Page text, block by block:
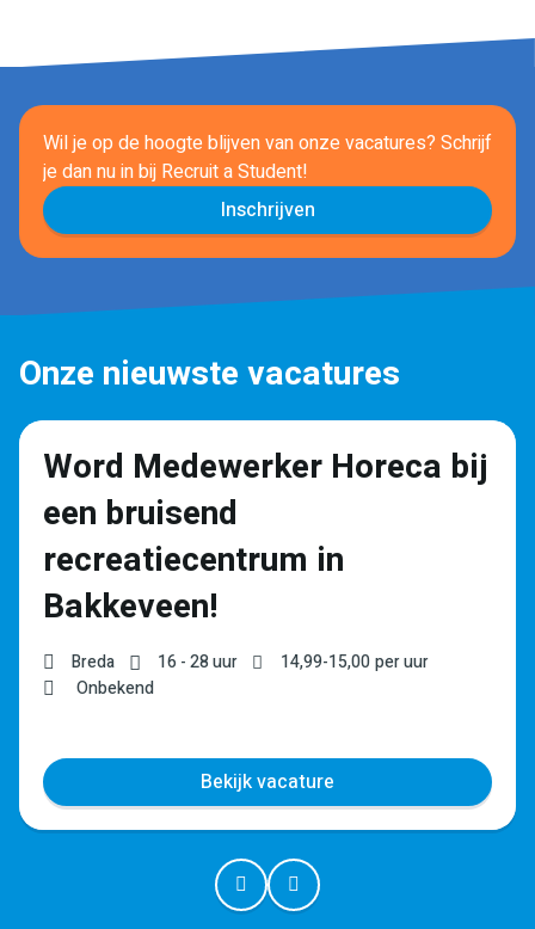
Wil je op de hoogte blijven van onze vacatures? Schrijf
je dan nu inbij Recruit a Student!
Inschrijven
Onze nieuwste vacatures
Word Medewerker Horeca bij
een bruisend
recreatiecentrum in
Bakkeveen!
Breda 16 - 28 uur 14,99-15,00per uur
Onbekend
Bekijk vacature